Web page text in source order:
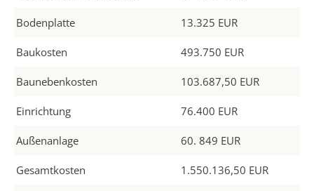
Bodenplatte 13.325 EUR
Baukosten 493.750 EUR
Baunebenkosten 103.687,50 EUR
Einrichtung 76.400 EUR
Außenanlage 60. 849 EUR
Gesamtkosten 1.550.136,50 EUR